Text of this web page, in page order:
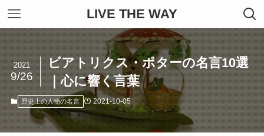
LIVE THE WAY
ビアトリクス・ポターの名言10選
｜心に響く言葉
2021
9/26
歴史上の人物の名言 2021-10-05